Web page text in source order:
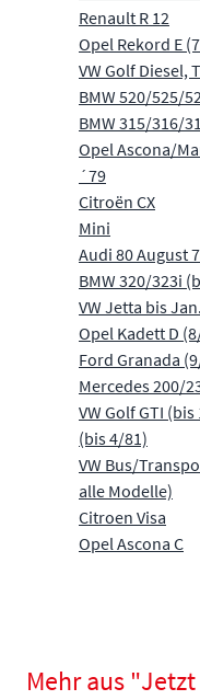
Renault R 12
Opel Rekord E
VW Golf Diesel,
BMW 520/525/
BMW 315/316/
Opel Ascona/
´79
Citroën CX
Mini
Audi 80 August
BMW 320/323i
VW Jetta bis
Opel Kadett D
Ford Granada
Mercedes 200/
VW Golf GTI
(bis 4/81)
VW Bus/
alle Modelle)
Citroen Visa
Opel Ascona C
Mehr aus